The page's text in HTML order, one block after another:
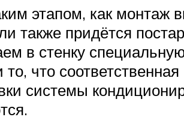
этапом, как монтаж
также придётся
в стенку
то, что
системы